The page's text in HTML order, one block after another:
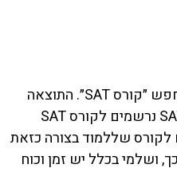
עוד דבר מעניין הוא שמי שמתעניין בהכנה למבחן SAT לרוב הולך לגוגל ומחפש ״קורס SAT״. התוצאה
שללמוד בצורה כזאת
ושלמי בכלל יש זמן וכוח